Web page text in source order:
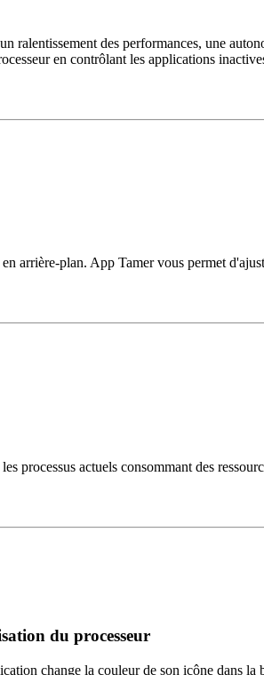
ralentissement des performances, une
en contrôlant les applications
arrière-plan. App Tamer vous permet
processus actuels consommant des
du processeur
change la couleur de son icône dans